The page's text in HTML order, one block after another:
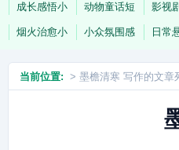
成长感悟小 动物童话短 影视
烟火治愈小 小众氛围感 日常
当前位置: > 墨檐清寒 写作的文章